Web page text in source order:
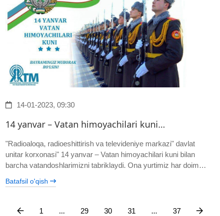
14-01-2023, 09:30
14 yanvar – Vatan himoyachilari kuni…
"Radioaloqa, radioeshittirish va televideniye markazi" davlat
unitar korxonasi" 14 yanvar – Vatan himoyachilari kuni bilan
barcha vatandoshlarimizni tabriklaydi. Ona yurtimiz har doim…
Batafsil o'qish
1 ... 29 30 31 ... 37